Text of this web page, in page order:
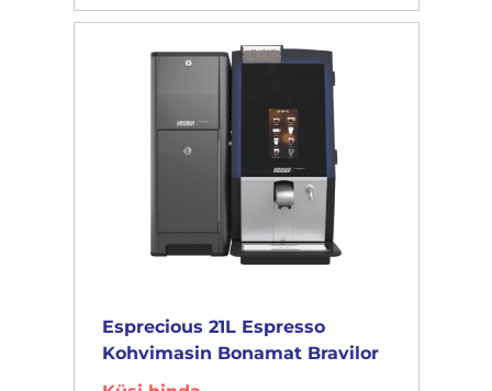
Esprecious 21L Espresso
Kohvimasin Bonamat Bravilor